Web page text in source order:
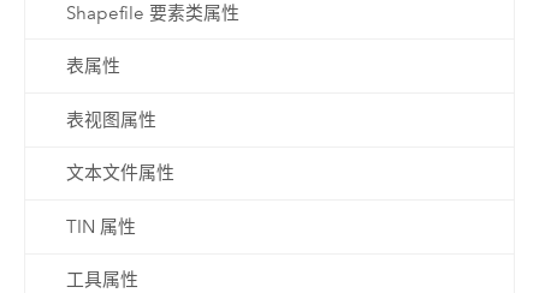
Shapefile 要素类属性
表属性
表视图属性
文本文件属性
TIN 属性
工具属性